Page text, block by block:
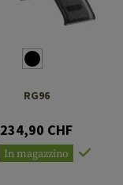
RG96
234,90 CHF
In magazzino